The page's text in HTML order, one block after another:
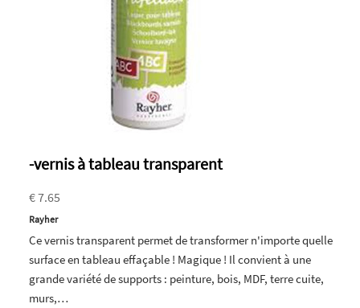
-vernis à tableau transparent
€ 7.65
Rayher
Ce vernis transparent permet de transformer n'importe quelle
surface en tableau effaçable ! Magique ! Il convient à une
grande variété de supports : peinture, bois, MDF, terre cuite,
murs,…